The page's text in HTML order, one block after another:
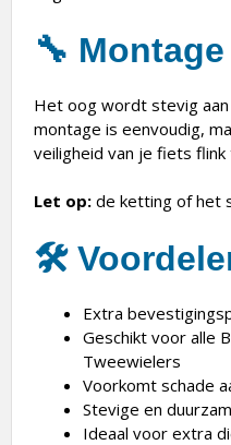
🔧 Montage
Het oog wordt stevig
montage is eenvoudig,
veiligheid van je fiets
Let op: de ketting of het
🛠️
Extra
Geschikt voor alle
Tweewielers
Voorkomt schade
Stevige en
Ideaal voor extra